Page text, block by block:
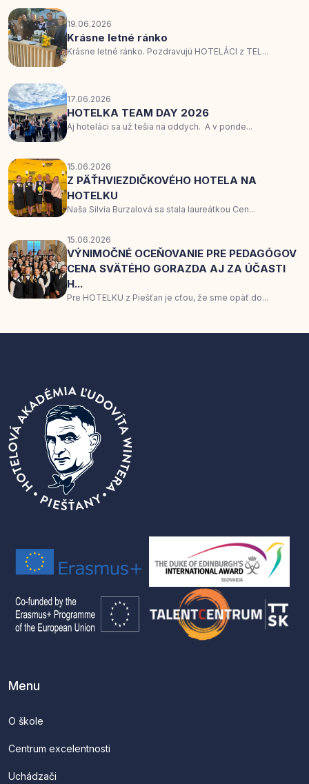
19.06.2026
Krásne letné ránko
Krásne letné ránko. Pozdravujú HOTELÁCI z TEL...
17.06.2026
HOTELKA TEAM DAY 2026
Aj hoteláci sa už tešia na oddych. A v ponde...
15.06.2026
Z PÄŤHVIEZDIČKOVÉHO HOTELA NA
HOTELKU
Naša Silvia Burzalová sa stala laureátkou Cen...
15.06.2026
VÝNIMOČNÉ OCEŇOVANIE PRE PEDAGÓGOV
CENA SVÄTÉHO GORAZDA AJ ZA ÚČASTI
H...
Pre HOTELKU z Piešťan je cťou, že sme opäť do...
Menu
O škole
Centrum excelentnosti
Uchádzači